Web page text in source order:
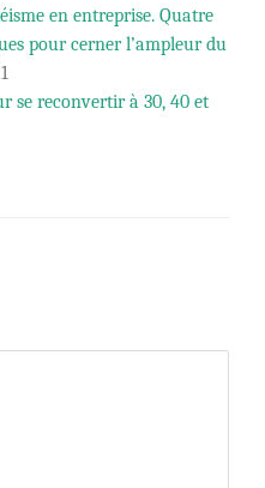
en entreprise. Quatre
pour cerner l’ampleur du
se reconvertir à 30, 40 et